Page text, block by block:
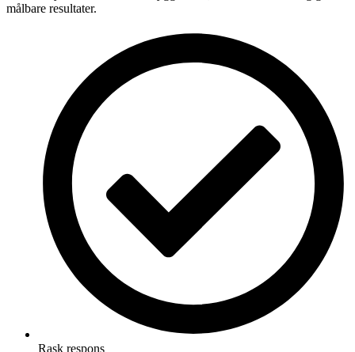
målbare resultater.
Rask respons